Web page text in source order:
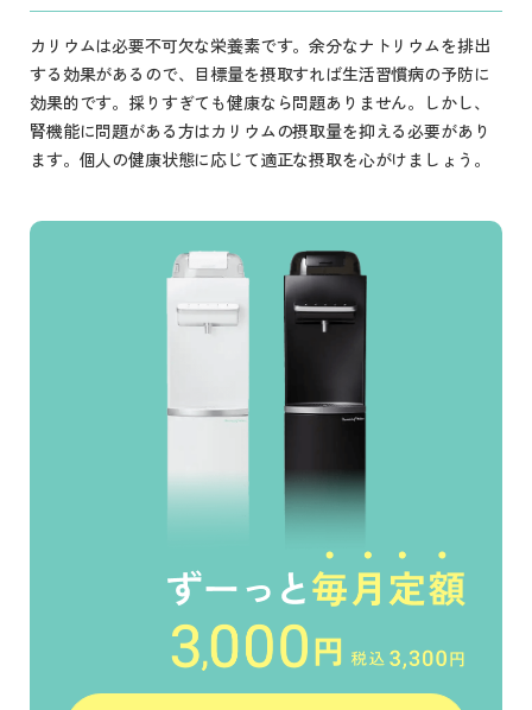
カリウムは必要不可欠な栄養素です。余分なナトリウムを排出
する効果があるので、目標量を摂取すれば生活習慣病の予防に
効果的です。採りすぎても健康なら問題ありません。しかし、
腎機能に問題がある方はカリウムの摂取量を抑える必要があり
ます。個人の健康状態に応じて適正な摂取を心がけましょう。